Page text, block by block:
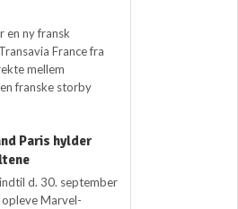
en ny fransk
France fra
mellem
franske storby
Paris hylder
d. 30. september
opleve Marvel-